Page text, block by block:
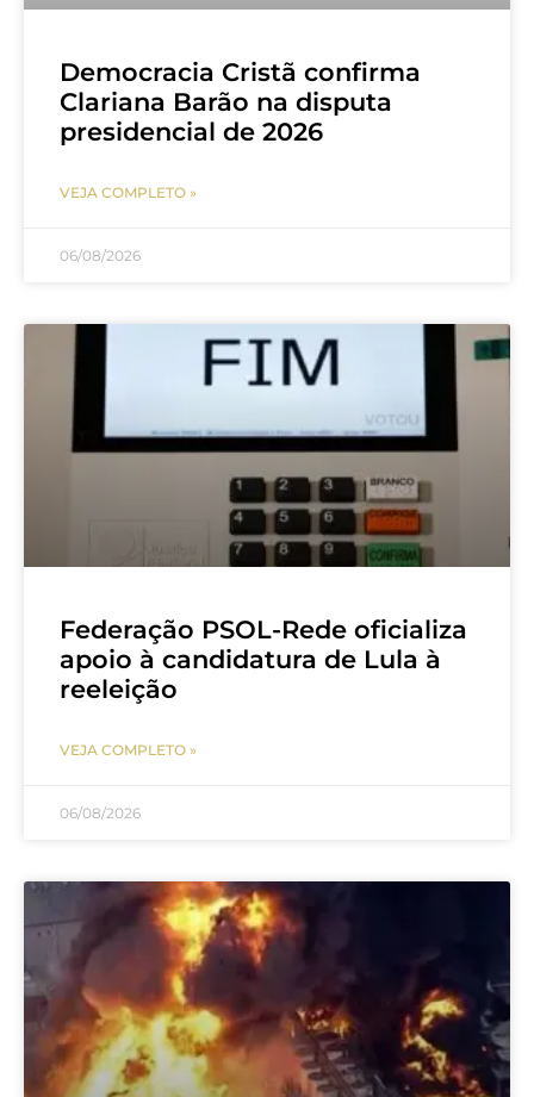
Democracia Cristã confirma
Clariana Barão na disputa
presidencial de 2026
VEJA COMPLETO »
06/08/2026
Federação PSOL-Rede oficializa
apoio à candidatura de Lula à
reeleição
VEJA COMPLETO »
06/08/2026